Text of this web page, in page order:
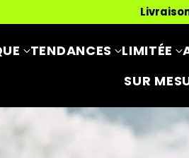
TENDANCES LIMITÉE
SUR